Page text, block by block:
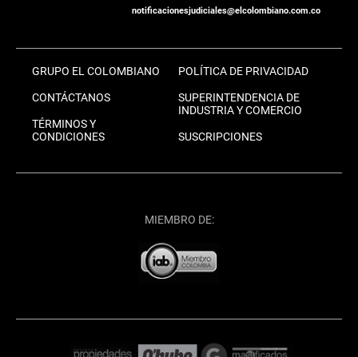
notificacionesjudiciales@elcolombiano.com.co
GRUPO EL COLOMBIANO
CONTÁCTANOS
TÉRMINOS Y
CONDICIONES
POLÍTICA DE PRIVACIDAD
SUPERINTENDENCIA DE
INDUSTRIA Y COMERCIO
SUSCRIPCIONES
MIEMBRO DE: